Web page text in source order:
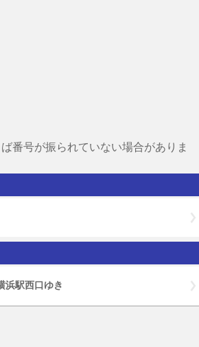
番号が振られていない場合がありま
浜駅西口ゆき